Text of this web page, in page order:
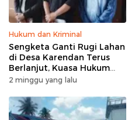
Hukum dan Kriminal
Sengketa Ganti Rugi Lahan
di Desa Karendan Terus
Berlanjut, Kuasa Hukum
Ajukan Kasasi
2 minggu yang lalu